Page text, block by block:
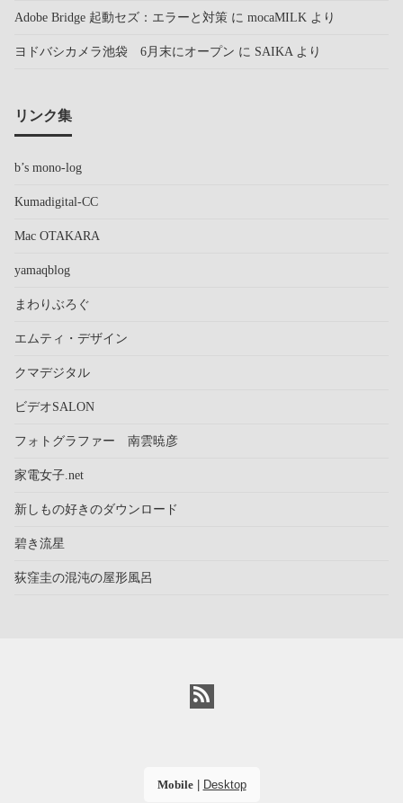
Adobe Bridge 起動セズ：エラーと対策 に mocaMILK より
ヨドバシカメラ池袋 6月末にオープン に SAIKA より
リンク集
b’s mono-log
Kumadigital-CC
Mac OTAKARA
yamaqblog
まわりぶろぐ
エムティ・デザイン
クマデジタル
ビデオSALON
フォトグラファー 南雲暁彦
家電女子.net
新しもの好きのダウンロード
碧き流星
荻窪圭の混沌の屋形風呂
Mobile| Desktop